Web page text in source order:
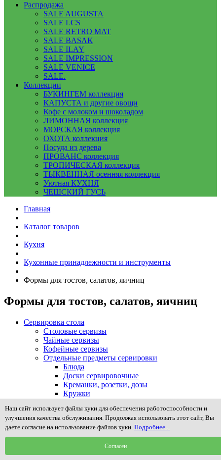
Распродажа
SALE AUGUSTA
SALE LCS
SALE RETRO MAT
SALE BASAK
SALE ILAY
SALE IMPRESSION
SALE VENICE
SALE.
Коллекции
БУКИНГЕМ коллекция
КАПУСТА и другие овощи
Кофе с молоком и шоколадом
ЛИМОННАЯ коллекция
МОРСКАЯ коллекция
ОХОТА коллекция
Посуда из дерева
ПРОВАНС коллекция
ТРОПИЧЕСКАЯ коллекция
ТЫКВЕННАЯ осенняя коллекция
Уютная КУХНЯ
ЧЕШСКИЙ ГУСЬ
Главная
Каталог товаров
Кухня
Кухонные принадлежности и инструменты
Формы для тостов, салатов, яичниц
Формы для тостов, салатов, яичниц
Сервировка стола
Столовые сервизы
Чайные сервизы
Кофейные сервизы
Отдельные предметы сервировки
Блюда
Доски сервировочные
Креманки, розетки, дозы
Кружки
Менажницы и предметы сервировки закусок
Молочники, сливочники, сахарницы
Наборы для специй, соли, масла и уксуса
Подносы, столики в постель
Подставки для зубочисток, пепельницы
Подставки для яиц (пашотницы)
Наш сайт использует файлы куки для обеспечения работоспособности и
улучшения качества обслуживания. Продолжая использовать этот сайт, Вы
даете согласие на использование файлов куки. Подробнее...
Согласен